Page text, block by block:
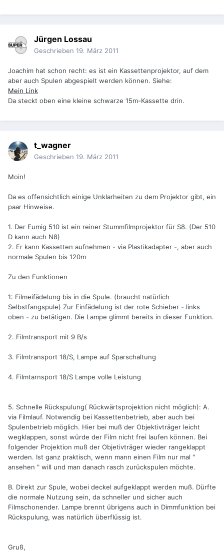
Jürgen Lossau
Geschrieben 19. März 2011
Joachim hat schon recht: es ist ein Kassettenprojektor, auf dem
aber auch Spulen abgespielt werden können. Siehe:
Mein Link
Da steckt oben eine kleine schwarze 15m-Kassette drin.
t_wagner
Geschrieben 19. März 2011
Moin!
Da es offensichtlich einige Unklarheiten zu dem Projektor gibt, ein
paar Hinweise.
1. Der Eumig 510 ist ein reiner Stummfilmprojektor für S8. (Der 510
D kann auch N8)
2. Er kann Kassetten aufnehmen - via Plastikadapter -, aber auch
normale Spulen bis 120m
Zu den Funktionen
1: Filmeifädelung bis in die Spule. (braucht natürlich
Selbstfangspule) Zur Einfädelung ist der rote Schieber - links
oben - zu betätigen. Die Lampe glimmt bereits in dieser Funktion.
2. Filmtransport mit 9 B/s
3. Filmtransport 18/S, Lampe auf Sparschaltung
4. Filmtarnsport 18/S Lampe volle Leistung
5. Schnelle Rückspulung( Rückwärtsprojektion nicht möglich): A.
via Filmlauf. Notwendig bei Kassettenbetrieb, aber auch bei
Spulenbetrieb möglich. Hier bei muß der Objektivträger leicht
wegklappen, sonst würde der Film nicht frei laufen können. Bei
folgender Projektion muß der Objetivträger wieder rangeklappt
werden. Ist ganz praktisch, wenn mann einen Film nur mal "
ansehen " will und man danach rasch zurückspulen möchte.
B. Direkt zur Spule, wobei deckel aufgeklappt werden muß. Dürfte
die normale Nutzung sein, da schneller und sicher auch
Filmschonender. Lampe brennt übrigens auch in Dimmfunktion bei
Rückspulung, was natürlich überflüssig ist.
Gruß,